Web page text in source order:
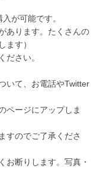
が可能です。
あります。たくさんの
ます）
ださい。
いて、お電話やTwitter
ページにアップしま
すのでご了承くださ
お断りします。写真・